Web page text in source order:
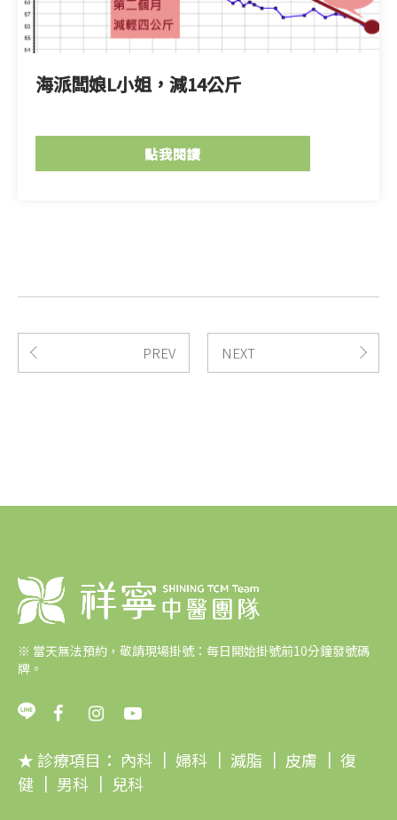
海派闆娘L小姐，減14公斤
點我閱讀
PREV NEXT
※ 當天無法預約，敬請現場掛號：每日開始掛號前10分鐘發號碼
牌。
★ 診療項目： 內科 ｜ 婦科 ｜ 減脂 ｜ 皮膚 ｜ 復
健 ｜ 男科 ｜ 兒科